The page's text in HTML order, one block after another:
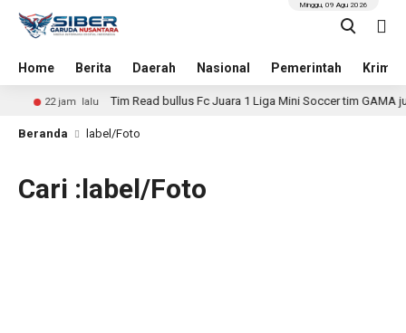
Home Berita Daerah Nasional Pemerintah
Minggu, 09 Agu 2026
22 jam lalu Tim Read bullus Fc Juara 1 Liga Mini Soccer tim GAMA
Beranda label/Foto
Cari :label/Foto